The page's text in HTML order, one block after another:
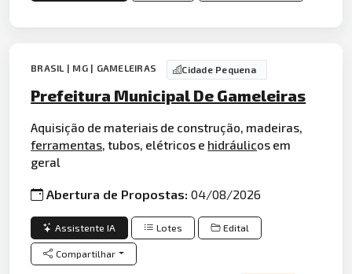
BRASIL | MG | GAMELEIRAS Cidade Pequena
Prefeitura Municipal De Gameleiras
Aquisição de materiais de construção, madeiras,
ferramentas, tubos, elétricos e hidráulicos em
geral
Abertura de Propostas:04/08/2026
Assistente IA Lotes Edital
Compartilhar